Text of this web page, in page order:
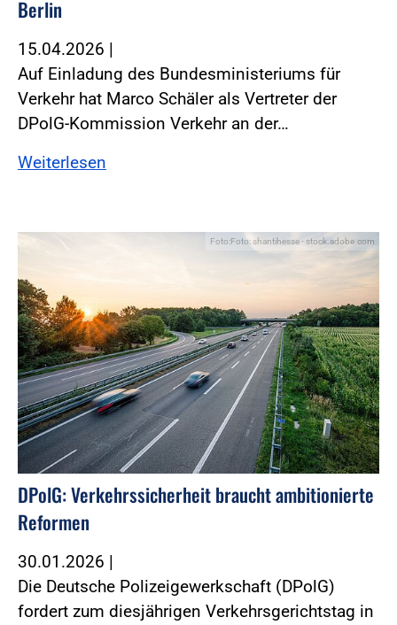
Berlin
15.04.2026 |
Auf Einladung des Bundesministeriums für
Verkehr hat Marco Schäler als Vertreter der
DPolG-Kommission Verkehr an der…
Weiterlesen
Foto:Foto: shantihesse - stock.adobe.com
DPolG: Verkehrssicherheit braucht ambitionierte
Reformen
30.01.2026 |
Die Deutsche Polizeigewerkschaft (DPolG)
fordert zum diesjährigen Verkehrsgerichtstag in